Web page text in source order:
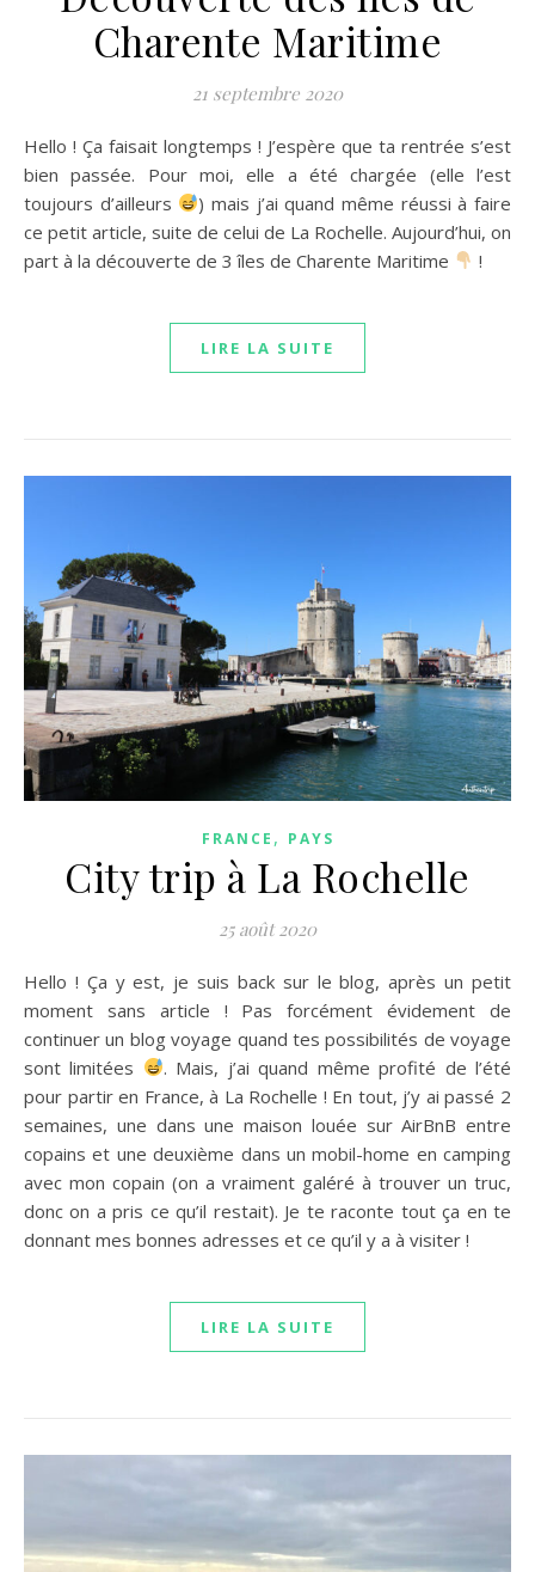
Charente Maritime
21 septembre 2020
Hello ! Ça faisait longtemps ! J’espère que ta rentrée s’est
bien passée. Pour moi, elle a été chargée (elle l’est
toujours d’ailleurs
) mais j’ai quand même réussi à faire
ce petit article, suite de celui de La Rochelle. Aujourd’hui, on
part à la découverte de 3 îles de Charente Maritime
!
LIRE LA SUITE
FRANCE , PAYS
City trip à La Rochelle
25 août 2020
Hello ! Ça y est, je suis back sur le blog, après un petit
moment sans article ! Pas forcément évidement de
continuer un blog voyage quand tes possibilités de voyage
sont limitées
. Mais, j’ai quand même profité de l’été
pour partir en France, à La Rochelle ! En tout, j’y ai passé 2
semaines, une dans une maison louée sur AirBnB entre
copains et une deuxième dans un mobil-home en camping
avec mon copain (on a vraiment galéré à trouver un truc,
donc on a pris ce qu’il restait). Je te raconte tout ça en te
donnant mes bonnes adresses et ce qu’il y a à visiter !
LIRE LA SUITE